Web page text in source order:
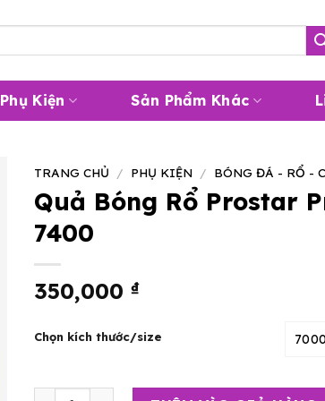
Phụ Kiện Sản Phẩm Khác
TRANG CHỦ / PHỤ KIỆN / BÓNG ĐÁ - RỔ -
Quả Bóng Rổ Prostar
7400
350,000 ₫
Chọn kích thước/size 7000
Quả Bóng Rổ Prostar Pro - 7000 - 7400 số